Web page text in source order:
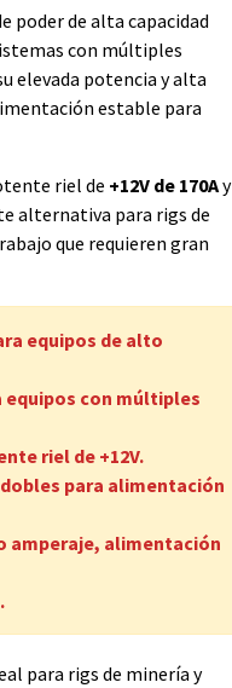
poder de alta capacidad
con múltiples
elevada potencia y alta
estable para
riel de +12V de 170Ay
alternativa para rigs de
que requieren gran
equipos de alto
equipos con múltiples
riel de +12V.
para alimentación
amperaje, alimentación
para rigs de minería y